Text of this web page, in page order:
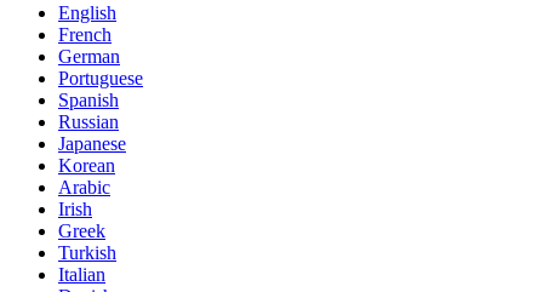
English
French
German
Portuguese
Spanish
Russian
Japanese
Korean
Arabic
Irish
Greek
Turkish
Italian